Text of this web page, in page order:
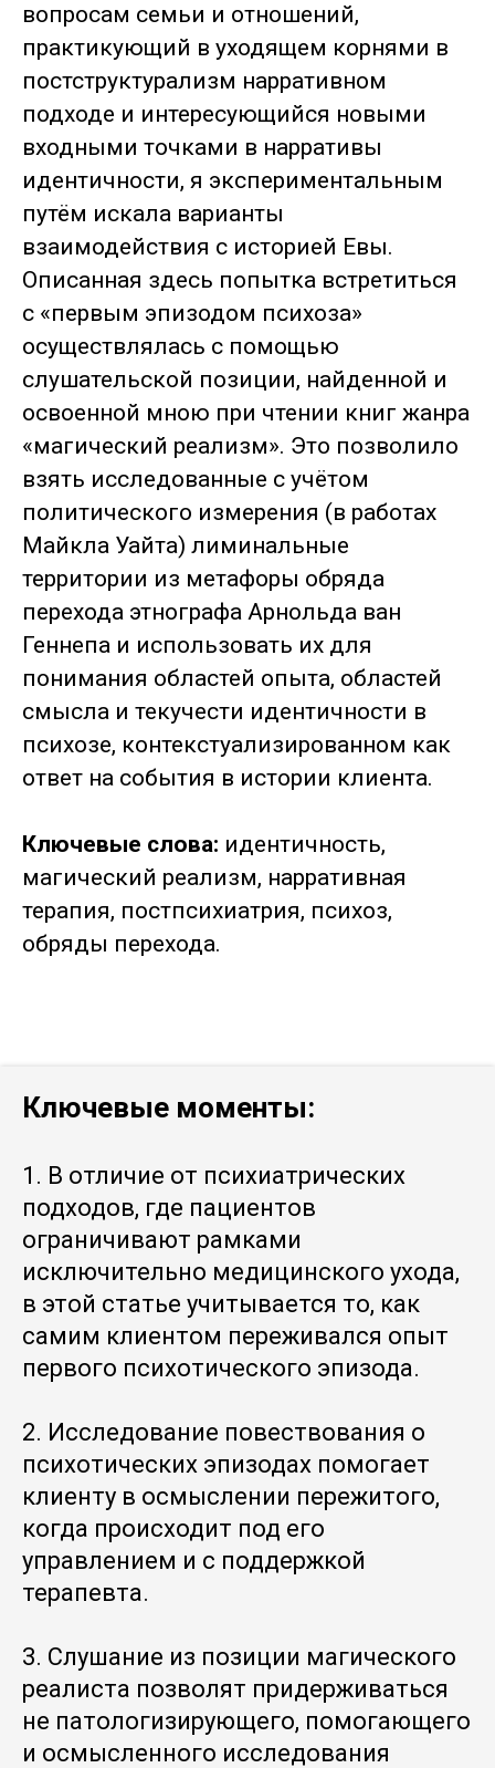
вопросам семьи и отношений,
практикующий в уходящем корнями в
постструктурализм нарративном
подходе и интересующийся новыми
входными точками в нарративы
идентичности, я экспериментальным
путём искала варианты
взаимодействия с историей Евы.
Описанная здесь попытка встретиться
с «первым эпизодом психоза»
осуществлялась с помощью
слушательской позиции, найденной и
освоенной мною при чтении книг жанра
«магический реализм». Это позволило
взять исследованные с учётом
политического измерения (в работах
Майкла Уайта) лиминальные
территории из метафоры обряда
перехода этнографа Арнольда ван
Геннепа и использовать их для
понимания областей опыта, областей
смысла и текучести идентичности в
психозе, контекстуализированном как
ответ на события в истории клиента.
Ключевые слова: идентичность,
магический реализм, нарративная
терапия, постпсихиатрия, психоз,
обряды перехода.
Ключевые моменты:
1. В отличие от психиатрических
подходов, где пациентов
ограничивают рамками
исключительно медицинского ухода,
в этой статье учитывается то, как
самим клиентом переживался опыт
первого психотического эпизода.
2. Исследование повествования о
психотических эпизодах помогает
клиенту в осмыслении пережитого,
когда происходит под его
управлением и с поддержкой
терапевта.
3. Слушание из позиции магического
реалиста позволят придерживаться
не патологизирующего, помогающего
и осмысленного исследования